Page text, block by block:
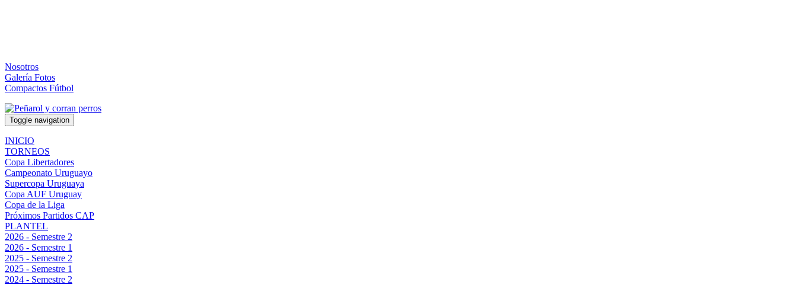
Nosotros
Galería Fotos
Compactos Fútbol
Toggle navigation
INICIO
TORNEOS
Copa Libertadores
Campeonato Uruguayo
Supercopa Uruguaya
Copa AUF Uruguay
Copa de la Liga
Próximos Partidos CAP
PLANTEL
2026 - Semestre 2
2026 - Semestre 1
2025 - Semestre 2
2025 - Semestre 1
2024 - Semestre 2